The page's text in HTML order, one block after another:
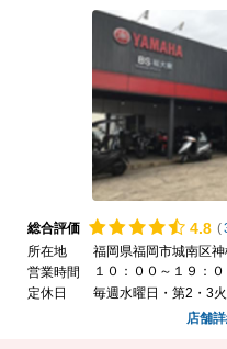
総合評価 4.8 (
所在地
福岡県福岡市城南区
営業時間
１０：００～１９：０
定休日
毎週水曜日・第2・3
店舗